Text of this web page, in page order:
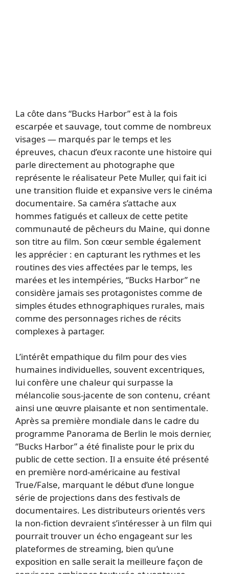
La côte dans “Bucks Harbor” est à la fois
escarpée et sauvage, tout comme de nombreux
visages — marqués par le temps et les
épreuves, chacun d’eux raconte une histoire qui
parle directement au photographe que
représente le réalisateur Pete Muller, qui fait ici
une transition fluide et expansive vers le cinéma
documentaire. Sa caméra s’attache aux
hommes fatigués et calleux de cette petite
communauté de pêcheurs du Maine, qui donne
son titre au film. Son cœur semble également
les apprécier : en capturant les rythmes et les
routines des vies affectées par le temps, les
marées et les intempéries, “Bucks Harbor” ne
considère jamais ses protagonistes comme de
simples études ethnographiques rurales, mais
comme des personnages riches de récits
complexes à partager.
L’intérêt empathique du film pour des vies
humaines individuelles, souvent excentriques,
lui confère une chaleur qui surpasse la
mélancolie sous-jacente de son contenu, créant
ainsi une œuvre plaisante et non sentimentale.
Après sa première mondiale dans le cadre du
programme Panorama de Berlin le mois dernier,
“Bucks Harbor” a été finaliste pour le prix du
public de cette section. Il a ensuite été présenté
en première nord-américaine au festival
True/False, marquant le début d’une longue
série de projections dans des festivals de
documentaires. Les distributeurs orientés vers
la non-fiction devraient s’intéresser à un film qui
pourrait trouver un écho engageant sur les
plateformes de streaming, bien qu’une
exposition en salle serait la meilleure façon de